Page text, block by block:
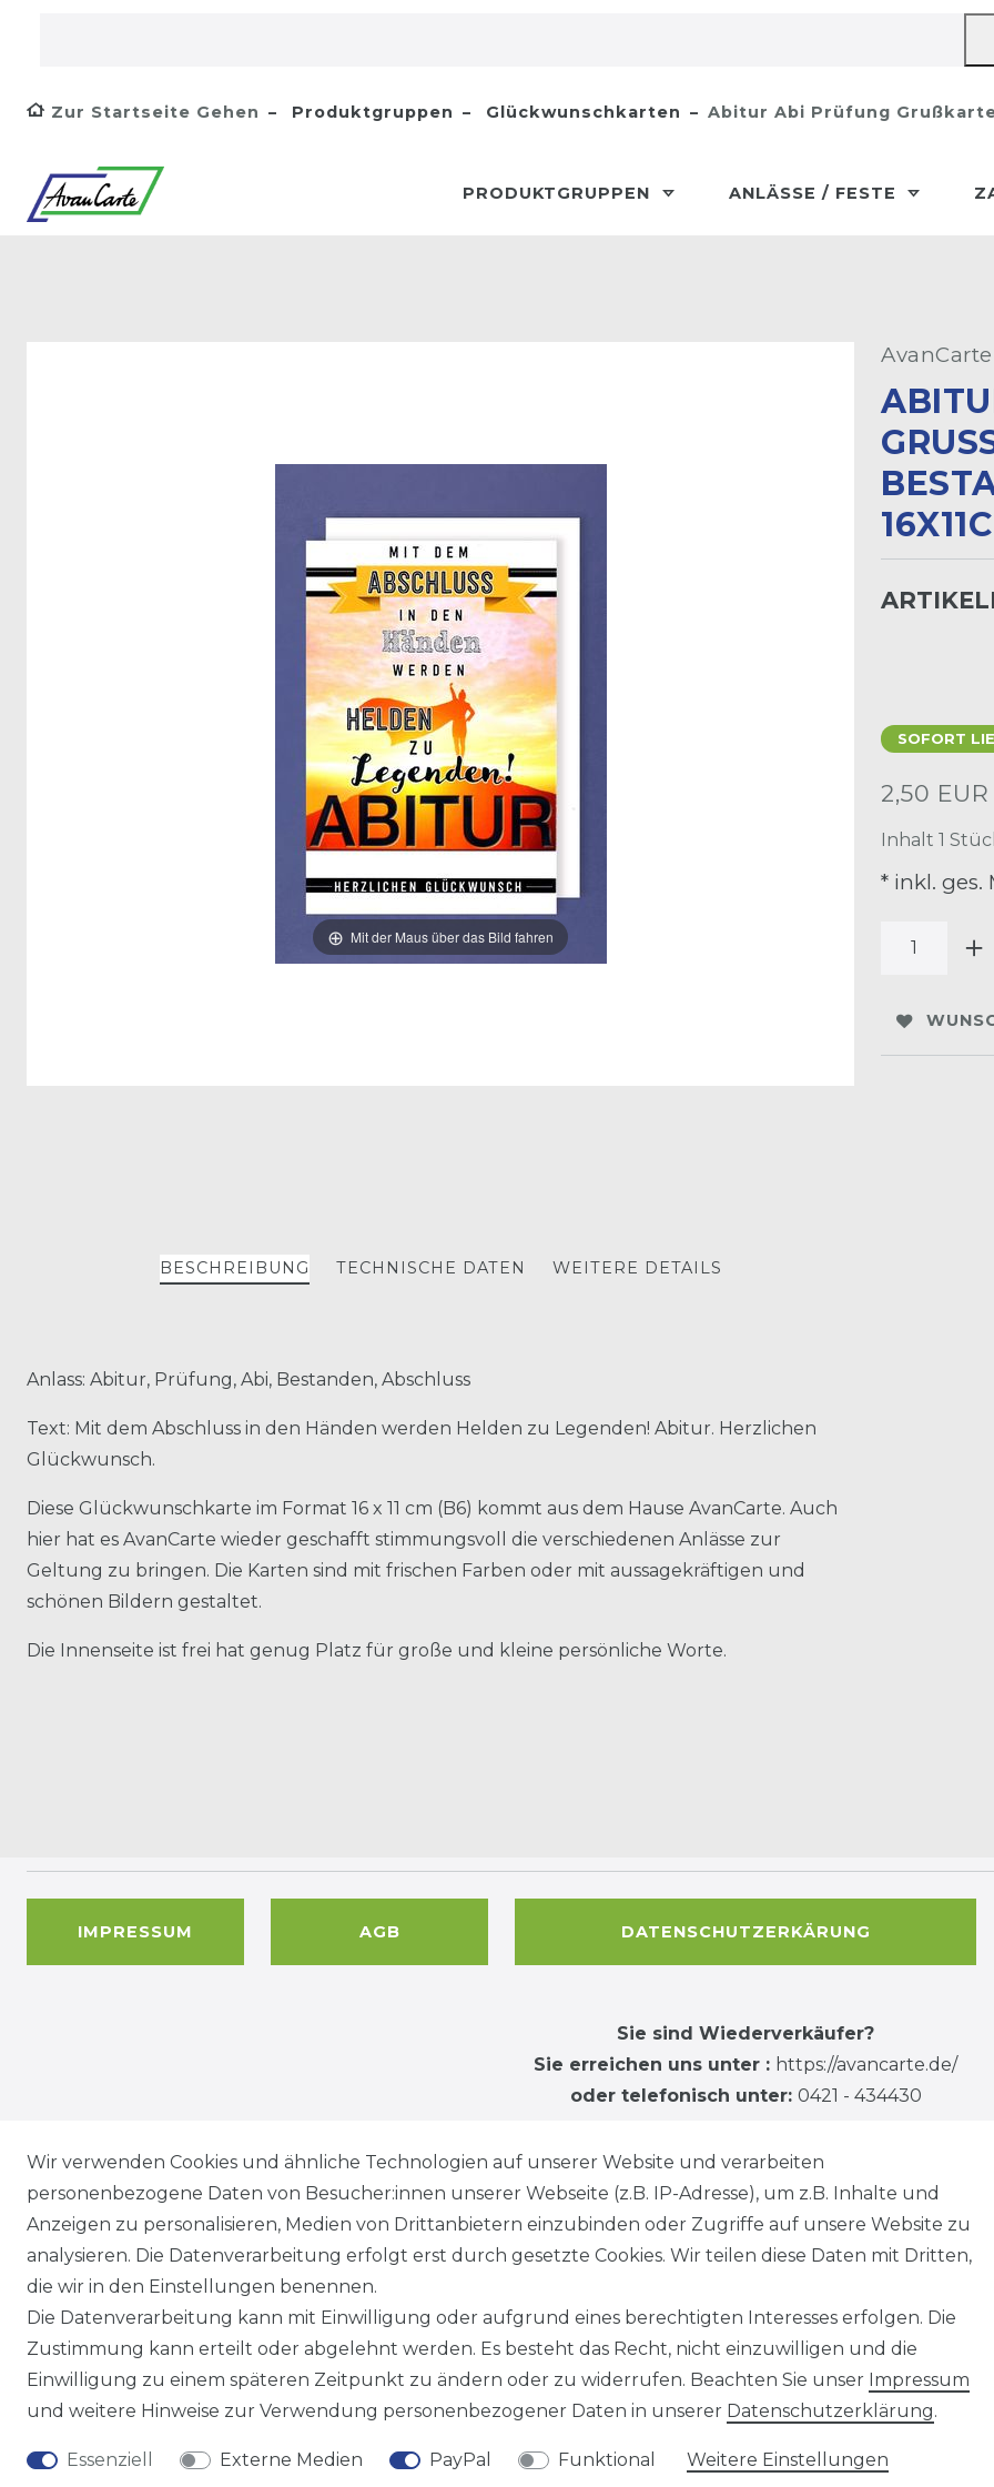
Zur Startseite Gehen Produktgruppen Glückwunschkarten Abitur Abi Prüfung
PRODUKTGRUPPEN ANLÄSSE / FESTE
Mit der Maus über das Bild fahren
AvanCarte
6X11CM
SOFORT
2,50 EUR
Inhalt 1
* inkl. ges.
BESCHREIBUNG TECHNISCHE DATEN WEITERE DETAILS
Anlass: Abitur, Prüfung, Abi, Bestanden, Abschluss
Text: Mit dem Abschluss in den Händen werden Helden zu Legenden! Abitur. Herzlichen
Glückwunsch.
Diese Glückwunschkarte im Format 16 x 11 cm (B6) kommt aus dem Hause AvanCarte. Auch
hier hat es AvanCarte wieder geschafft stimmungsvoll die verschiedenen Anlässe zur
Geltung zu bringen. Die Karten sind mit frischen Farben oder mit aussagekräftigen und
schönen Bildern gestaltet.
Die Innenseite ist frei hat genug Platz für große und kleine persönliche Worte.
IMPRESSUM AGB DATENSCHUTZERKÄRUNG
Sie sind Wiederverkäufer?
Sie erreichen uns unter : https://avancarte.de/
oder telefonisch unter: 0421 - 434430
Wir versenden mit
Wir verwenden Cookies und ähnliche Technologien auf unserer Website und verarbeiten
personenbezogene Daten von Besucher:innen unserer Webseite (z.B. IP-Adresse), um z.B. Inhalte und
Anzeigen zu personalisieren, Medien von Drittanbietern einzubinden oder Zugriffe auf unsere Website zu
analysieren. Die Datenverarbeitung erfolgt erst durch gesetzte Cookies. Wir teilen diese Daten mit Dritten,
die wir in den Einstellungen benennen.
Die Datenverarbeitung kann mit Einwilligung oder aufgrund eines berechtigten Interesses erfolgen. Die
Zustimmung kann erteilt oder abgelehnt werden. Es besteht das Recht, nicht einzuwilligen und die
Einwilligung zu einem späteren Zeitpunkt zu ändern oder zu widerrufen. Beachten Sie unser Impressum
und weitere Hinweise zur Verwendung personenbezogener Daten in unserer Daten­schutz­erklärung.
Essenziell Externe Medien PayPal Funktional Weitere Einstellungen